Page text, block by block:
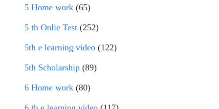
5 Home work (65)
5 th Onlie Test (252)
5th e learning video (122)
5th Scholarship (89)
6 Home work (80)